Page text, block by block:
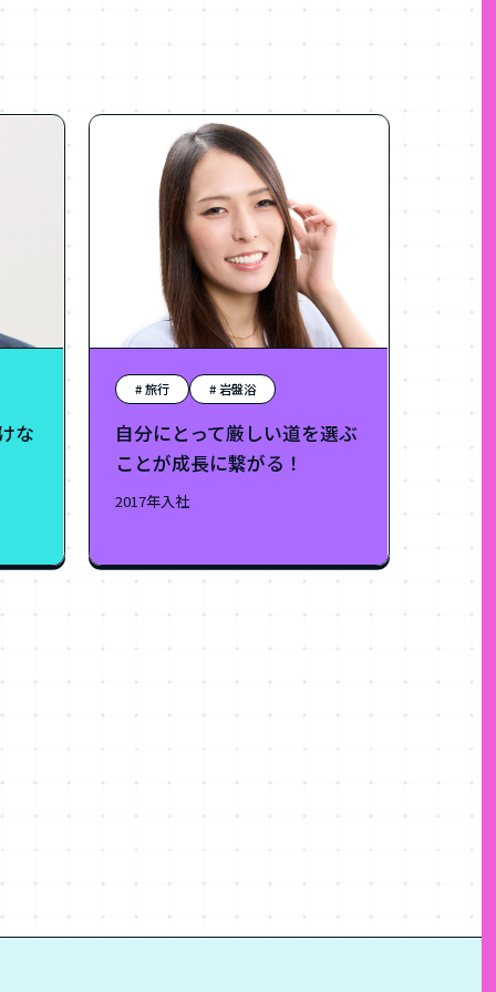
な
# 旅行 # 岩盤浴
自分にとって厳しい道を選ぶ
ことが成長に繋がる！
2017年入社